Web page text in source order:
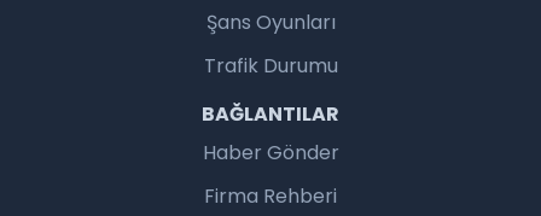
Şans Oyunları
Trafik Durumu
BAĞLANTILAR
Haber Gönder
Firma Rehberi